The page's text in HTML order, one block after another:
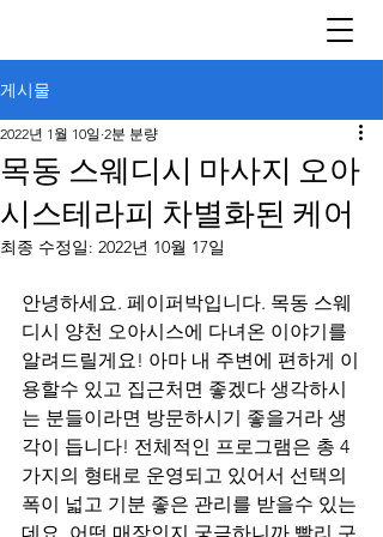
게시물
목동 스웨디시 마사지 오아
시스테라피 차별화된 케어
2022년 1월 10일 2분 분량
최종 수정일: 2022년 10월 17일
안녕하세요. 페이퍼박입니다. 목동 스웨
디시 양천 오아시스에 다녀온 이야기를
알려드릴게요! 아마 내 주변에 편하게 이
용할수 있고 집근처면 좋겠다 생각하시
는 분들이라면 방문하시기 좋을거라 생
각이 듭니다! 전체적인 프로그램은 총 4
가지의 형태로 운영되고 있어서 선택의
폭이 넓고 기분 좋은 관리를 받을수 있는